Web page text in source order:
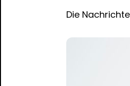
Die